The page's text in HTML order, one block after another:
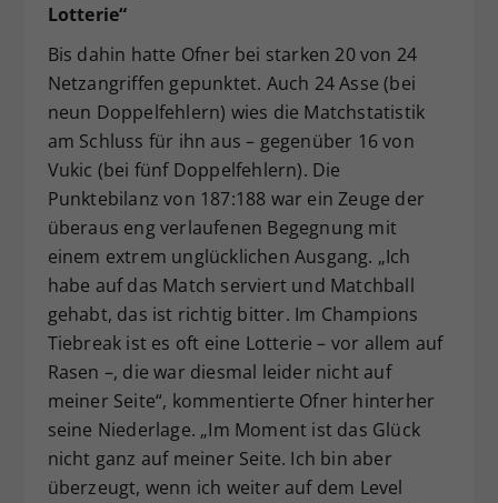
Lotterie“
Bis dahin hatte Ofner bei starken 20 von 24
Netzangriffen gepunktet. Auch 24 Asse (bei
neun Doppelfehlern) wies die Matchstatistik
am Schluss für ihn aus – gegenüber 16 von
Vukic (bei fünf Doppelfehlern). Die
Punktebilanz von 187:188 war ein Zeuge der
überaus eng verlaufenen Begegnung mit
einem extrem unglücklichen Ausgang. „Ich
habe auf das Match serviert und Matchball
gehabt, das ist richtig bitter. Im Champions
Tiebreak ist es oft eine Lotterie – vor allem auf
Rasen –, die war diesmal leider nicht auf
meiner Seite“, kommentierte Ofner hinterher
seine Niederlage. „Im Moment ist das Glück
nicht ganz auf meiner Seite. Ich bin aber
überzeugt, wenn ich weiter auf dem Level